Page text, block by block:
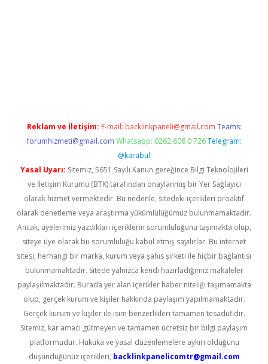
Reklam ve İletişim: E-mail: backlinkpaneli@gmail.com Teams:
forumhizmeti@gmail.com Whatsapp: 0262 606 0 726 Telegram:
@karabul
Yasal Uyarı: Sitemiz, 5651 Sayılı Kanun gereğince Bilgi Teknolojileri
ve İletişim Kurumu (BTK) tarafından onaylanmış bir Yer Sağlayıcı
olarak hizmet vermektedir. Bu nedenle, sitedeki içerikleri proaktif
olarak denetleme veya araştırma yükümlülüğümüz bulunmamaktadır.
Ancak, üyelerimiz yazdıkları içeriklerin sorumluluğunu taşımakta olup,
siteye üye olarak bu sorumluluğu kabul etmiş sayılırlar. Bu internet
sitesi, herhangi bir marka, kurum veya şahıs şirketi ile hiçbir bağlantısı
bulunmamaktadır. Sitede yalnızca kendi hazırladığımız makaleler
paylaşılmaktadır. Burada yer alan içerikler haber niteliği taşımamakta
olup, gerçek kurum ve kişiler hakkında paylaşım yapılmamaktadır.
Gerçek kurum ve kişiler ile isim benzerlikleri tamamen tesadüfidir.
Sitemiz, kar amacı gütmeyen ve tamamen ücretsiz bir bilgi paylaşım
platformudur. Hukuka ve yasal düzenlemelere aykırı olduğunu
düşündüğünüz içerikleri, backlinkpanelicomtr@gmail.com